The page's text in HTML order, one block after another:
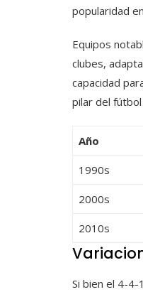
popularidad
Equipos
clubes,
capacidad
pilar del
Año
1990s
2000s
2010s
Si bien el 4-